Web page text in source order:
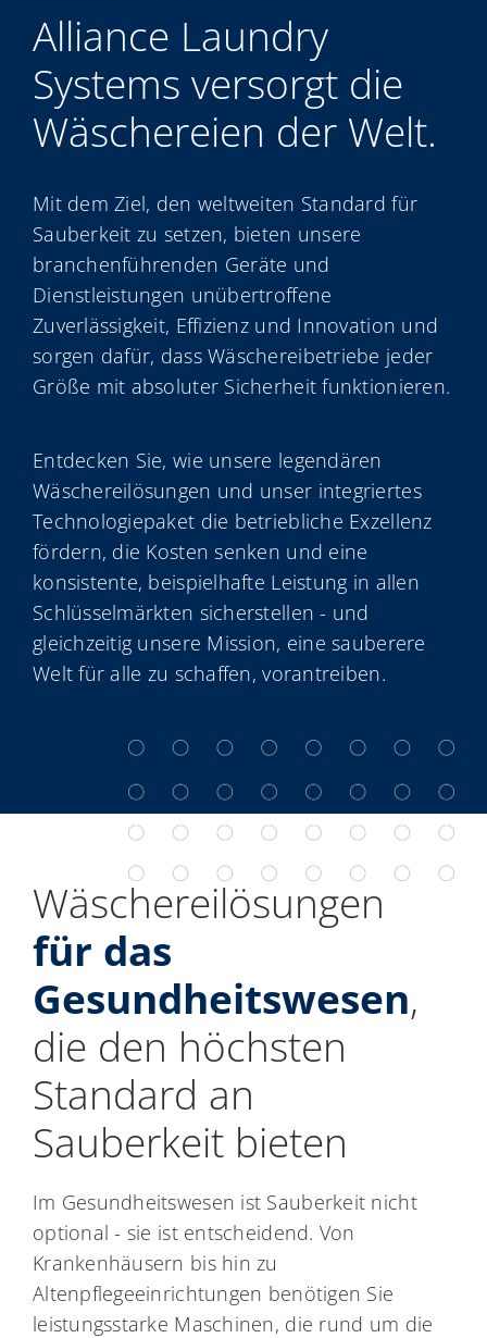
My Alliance
Alliance Laundry
Systems versorgt die
Wäschereien der Welt.
Mit dem Ziel, den weltweiten Standard für
Sauberkeit zu setzen, bieten unsere
branchenführenden Geräte und
Dienstleistungen unübertroffene
Zuverlässigkeit, Effizienz und Innovation und
sorgen dafür, dass Wäschereibetriebe jeder
Größe mit absoluter Sicherheit funktionieren.
Entdecken Sie, wie unsere legendären
Wäschereilösungen und unser integriertes
Technologiepaket die betriebliche Exzellenz
fördern, die Kosten senken und eine
konsistente, beispielhafte Leistung in allen
Schlüsselmärkten sicherstellen - und
gleichzeitig unsere Mission, eine sauberere
Welt für alle zu schaffen, vorantreiben.
Wäschereilösungen
für das
Gesundheitswesen,
die den höchsten
Standard an
Sauberkeit bieten
Im Gesundheitswesen ist Sauberkeit nicht
optional - sie ist entscheidend. Von
Krankenhäusern bis hin zu
Altenpflegeeinrichtungen benötigen Sie
leistungsstarke Maschinen, die rund um die